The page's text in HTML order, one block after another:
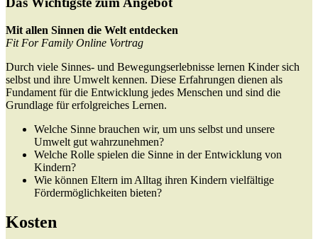
Mit allen Sinnen die Welt entdecken
Fit For Family Online Vortrag
Durch viele Sinnes- und Bewegungserlebnisse lernen Kinder sich
selbst und ihre Umwelt kennen. Diese Erfahrungen dienen als
Fundament für die Entwicklung jedes Menschen und sind die
Grundlage für erfolgreiches Lernen.
Welche Sinne brauchen wir, um uns selbst und unsere
Umwelt gut wahrzunehmen?
Welche Rolle spielen die Sinne in der Entwicklung von
Kindern?
Wie können Eltern im Alltag ihren Kindern vielfältige
Fördermöglichkeiten bieten?
Kosten